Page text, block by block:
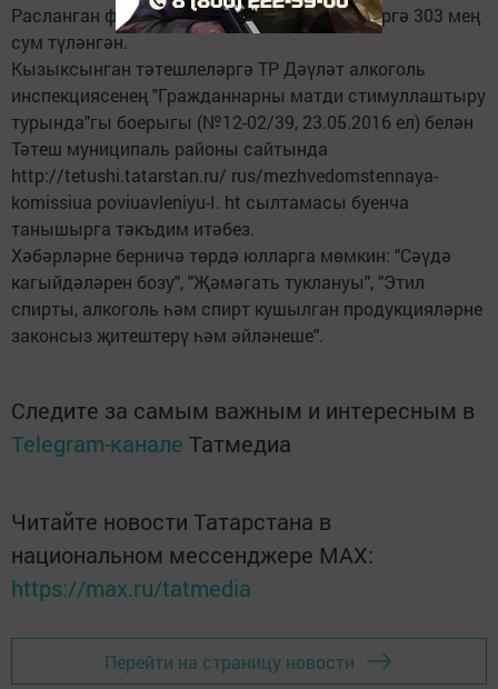
Расланган фактлар буенча гариза бирүчеләргә 303 мең
сум түләнгән.
Кызыксынган тәтешлеләргә ТР Дәүләт алкоголь
инспекциясенең "Гражданнарны матди стимуллаштыру
турында"гы боерыгы (№12-02/39, 23.05.2016 ел) белән
Тәтеш муниципаль районы сайтында
http://tetushi.tatarstan.ru/ rus/mezhvedomstennaya-
komissiua poviuavleniyu-I. ht сылтамасы буенча
танышырга тәкъдим итәбез.
Хәбәрләрне берничә төрдә юлларга мөмкин: "Сәүдә
кагыйдәләрен бозу", "Җәмәгать туклануы", "Этил
спирты, алкоголь һәм спирт кушылган продукцияләрне
законсыз җитештерү һәм әйләнеше".
Следите за самым важным и интересным в
Telegram-канале Татмедиа
Читайте новости Татарстана в
национальном мессенджере MАХ:
https://max.ru/tatmedia
Перейти на страницу новости